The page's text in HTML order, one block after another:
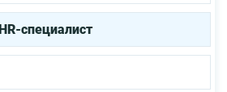
HR-специалист